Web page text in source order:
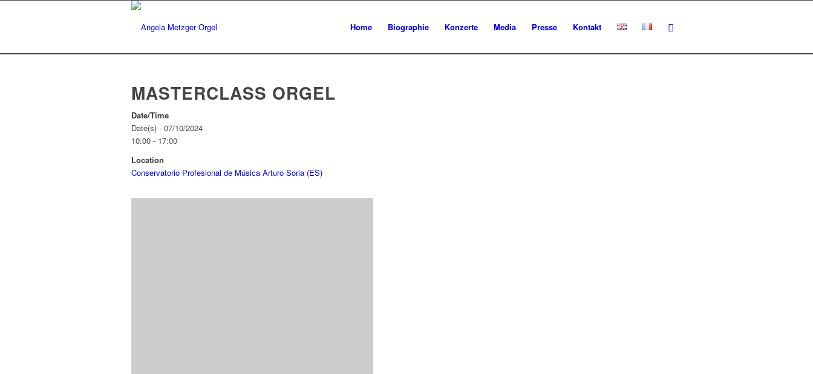
Home Biographie Konzerte Media Presse Kontakt
MASTERCLASS ORGEL
Date/Time
Date(s) - 07/10/2024
10:00 - 17:00
Location
Conservatorio Profesional de Música Arturo Soria (ES)